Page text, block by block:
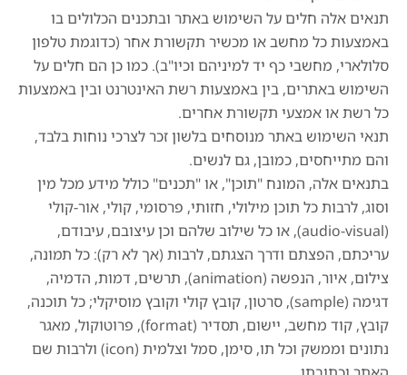
תנאים אלה חלים על השימוש באתר ובתכנים הכלולים בו
באמצעות כל מחשב או מכשיר תקשורת אחר (כדוגמת טלפון
סלולארי, מחשבי כף יד למיניהם וכיו"ב). כמו כן הם חלים על
השימוש באתרים, בין באמצעות רשת האינטרנט ובין באמצעות
כל רשת או אמצעי תקשורת אחרים.
תנאי השימוש באתר מנוסחים בלשון זכר לצרכי נוחות בלבד,
והם מתייחסים, כמובן, גם לנשים.
בתנאים אלה, המונח "תוכן", או "תכנים" כולל מידע מכל מין
וסוג, לרבות כל תוכן מילולי, חזותי, פרסומי, קולי, אור-קולי
(audio-visual), או כל שילוב שלהם וכן עיצובם, עיבודם,
עריכתם, הפצתם ודרך הצגתם, לרבות (אך לא רק): כל תמונה,
צילום, איור, הנפשה (animation), תרשים, דמות, הדמיה,
דגימה (sample), סרטון, קובץ קולי וקובץ מוסיקלי; כל תוכנה,
קובץ, קוד מחשב, יישום, תסדיר (format), פרוטוקול, מאגר
נתונים וממשק וכל תו, סימן, סמל וצלמית (icon) ולרבות שם